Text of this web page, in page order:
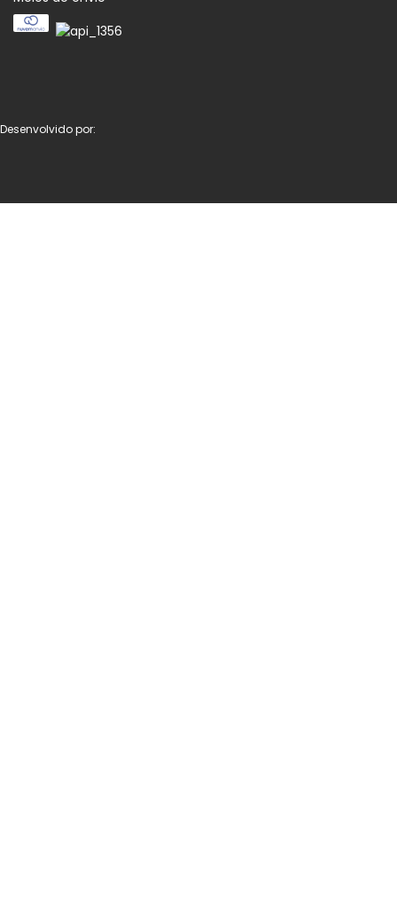
Desenvolvido por: